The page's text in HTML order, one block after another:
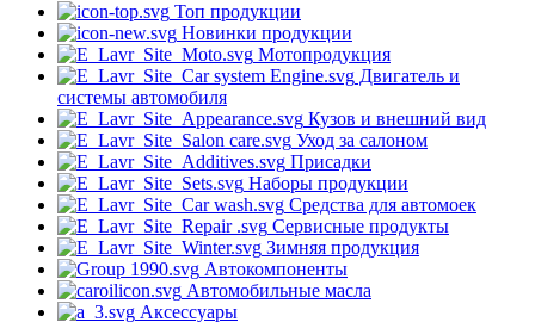
Топ продукции
Новинки продукции
Мотопродукция
Двигатель и
системы автомобиля
Кузов и внешний вид
Уход за салоном
Присадки
Наборы продукции
Средства для автомоек
Сервисные продукты
Зимняя продукция
Автокомпоненты
Автомобильные масла
Аксессуары